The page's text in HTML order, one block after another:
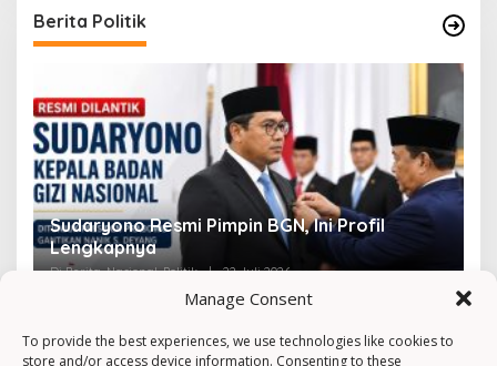
Manage Consent
To provide the best experiences, we use technologies like cookies to
store and/or access device information. Consenting to these
Berita Politik
Sudaryono Resmi Pimpin BGN, Ini Profil
Lengkapnya
Di Berita, Nasional, Politik | 22 Juli 2026 Di